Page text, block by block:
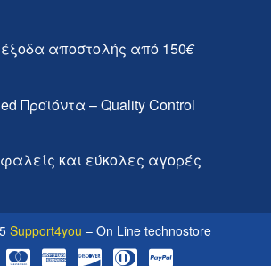
αποστολής από 150€
Προϊόντα – Quality Control
και εύκολες αγορές
Support4you – On Line technostore